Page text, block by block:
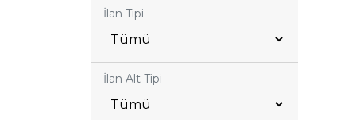
İlan Tipi
İlan Alt Tipi